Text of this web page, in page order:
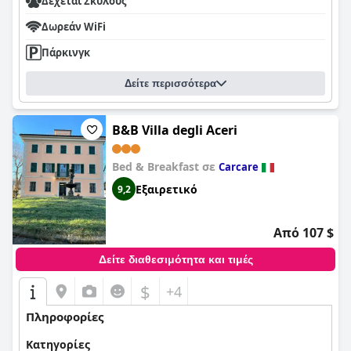
τον επαγγελματισμό και την προσοχή του. Οι επισκέπτες
εκτιμούν τη χαρούμενη, φιλόξενη ατμόσφαιρα που
δημιουργεί η ομάδα, τονίζοντας την εξυπηρετικότητα και την
ευγενική βοήθειά τους.
Οι άφθονοι χώροι στάθμευσης συμβάλλουν στην άνεση των
επισκεπτών που οδηγούν, συμπληρώνοντας τη συνολική
θετική εμπειρία.
Οι φιλικές προς την οικογένεια παροχές καθιστούν το
ξενοδοχείο μια δημοφιλή επιλογή για οικογένειες με
πρακτικές προσθήκες όπως βρεφικά κρεβάτια και ευρύχωρα
οικογενειακά δωμάτια που ενισχύουν την άνεση για όλες τις
ηλικίες.
Η ποιότητα του ύπνου ενισχύεται από τα εξαιρετικά άνετα
κρεβάτια, τα οποία έχουν επανειλημμένα επαινεθεί για την
απαλότητα και τη στήριξή τους, εξασφαλίζοντας μια
ξεκούραστη διαμονή.
Το Er Mirin - Il Mulino di Carcare Hotelτηρεί την υπόσχεσή του
για τρία αστέρια, προσφέροντας καλή σχέση ποιότητας-τιμής
με καθαρά, λειτουργικά και προσιτά καταλύματα, που
Δωρεάν WiFi
Πάρκινγκ
Δείτε περισσότερα
B&B Villa degli Aceri
Bed & Breakfast σε Carcare
9,2 Εξαιρετικό
Από 107 $
Δείτε διαθεσιμότητα και τιμές
$ +4
Πληροφορίες
Κατηγορίες